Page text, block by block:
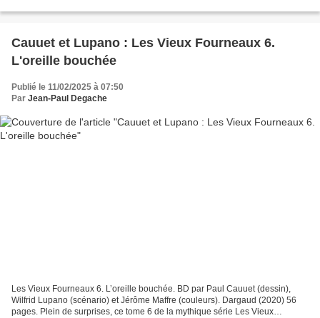
Cauuet et Lupano : Les Vieux Fourneaux 6.
L'oreille bouchée
Publié le 11/02/2025 à 07:50
Par Jean-Paul Degache
Les Vieux Fourneaux 6. L’oreille bouchée. BD par Paul Cauuet (dessin),
Wilfrid Lupano (scénario) et Jérôme Maffre (couleurs). Dargaud (2020) 56
pages. Plein de surprises, ce tome 6 de la mythique série Les Vieux